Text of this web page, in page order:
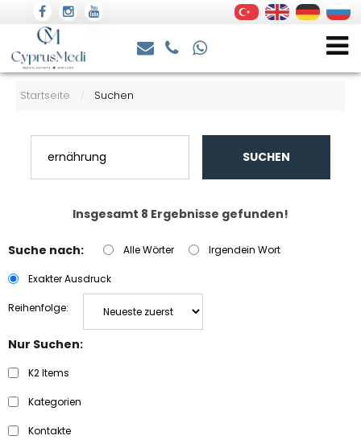
Startseite / Suchen
SUCHEN
Insgesamt 8 Ergebnisse gefunden!
Suche nach: Alle Wörter Irgendein Wort
Exakter Ausdruck
Reihenfolge:
Nur Suchen:
K2 Items
Kategorien
Kontakte